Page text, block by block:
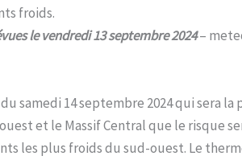
froids.
le vendredi 13 septembre 2024–
samedi 14 septembre 2024 qui sera
et le Massif Central que le risque
les plus froids du sud-ouest. Le